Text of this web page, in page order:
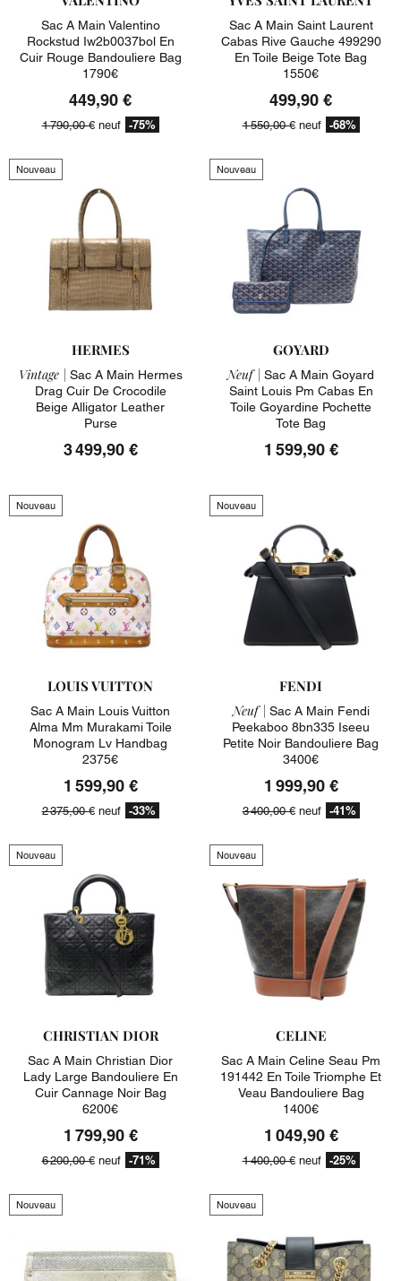
Sac A Main Valentino
Rockstud Iw2b0037bol En
Cuir Rouge Bandouliere Bag
1790€
449,90 €
1 790,00 €neuf -75%
Sac A Main Saint Laurent
Cabas Rive Gauche 499290
En Toile Beige Tote Bag
1550€
499,90 €
1 550,00 €neuf -68%
Nouveau
HERMES
Vintage | Sac A Main Hermes
Drag Cuir De Crocodile
Beige Alligator Leather
Purse
3 499,90 €
Nouveau
GOYARD
Neuf | Sac A Main Goyard
Saint Louis Pm Cabas En
Toile Goyardine Pochette
Tote Bag
1 599,90 €
Nouveau
LOUIS VUITTON
Sac A Main Louis Vuitton
Alma Mm Murakami Toile
Monogram Lv Handbag
2375€
1 599,90 €
2 375,00 €neuf -33%
Nouveau
FENDI
Neuf | Sac A Main Fendi
Peekaboo 8bn335 Iseeu
Petite Noir Bandouliere Bag
3400€
1 999,90 €
3 400,00 €neuf -41%
Nouveau
CHRISTIAN DIOR
Sac A Main Christian Dior
Lady Large Bandouliere En
Cuir Cannage Noir Bag
6200€
1 799,90 €
6 200,00 €neuf -71%
Nouveau
CELINE
Sac A Main Celine Seau Pm
191442 En Toile Triomphe Et
Veau Bandouliere Bag
1400€
1 049,90 €
1 400,00 €neuf -25%
Nouveau Nouveau